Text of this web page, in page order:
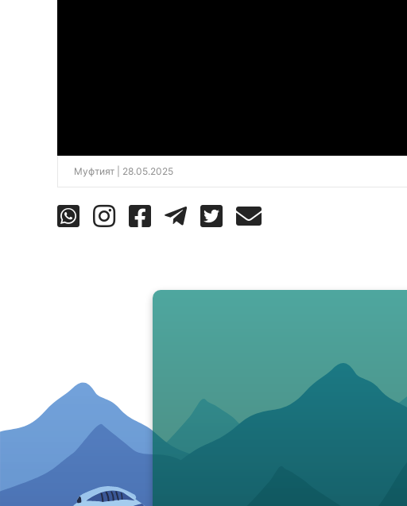
Муфтият | 28.05.2025